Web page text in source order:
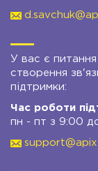
У вас є
створення
підтримки:
Час роботи
пн - пт з 9:00